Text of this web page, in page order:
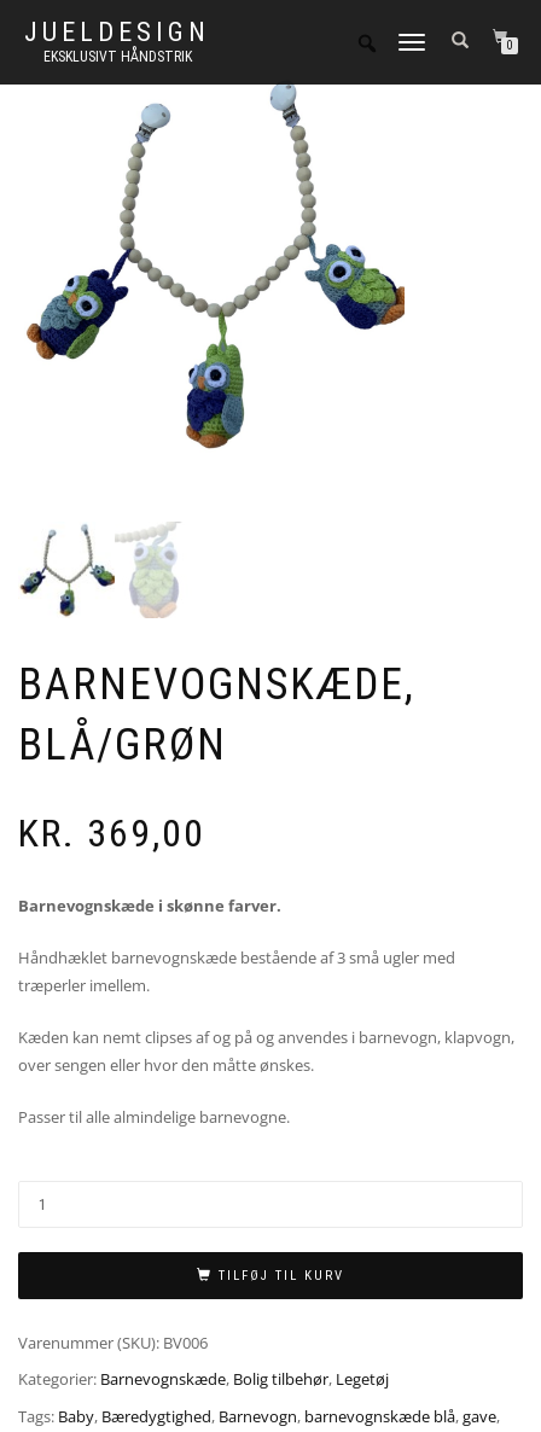
JUELDESIGN
EKSKLUSIVT HÅNDSTRIK
FLIP
0
BARNEVOGNSKÆDE,
BLÅ/GRØN
KR. 369,00
Barnevognskæde i skønne farver.
Håndhæklet barnevognskæde bestående af 3 små ugler med
træperler imellem.
Kæden kan nemt clipses af og på og anvendes i barnevogn, klapvogn,
over sengen eller hvor den måtte ønskes.
Passer til alle almindelige barnevogne.
TILFØJ TIL KURV
Varenummer (SKU): BV006
Kategorier: Barnevognskæde, Bolig tilbehør, Legetøj
Tags: Baby, Bæredygtighed, Barnevogn, barnevognskæde blå,gave,